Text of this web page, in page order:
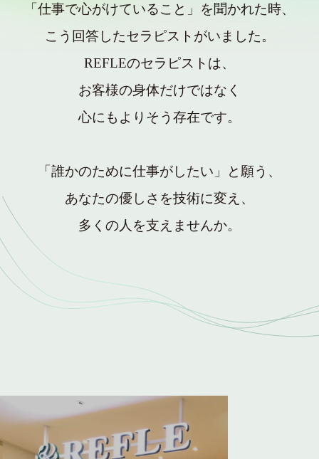
「仕事で心がけていること」を聞かれた時、
こう回答したセラピストがいました。
REFLEのセラピストは、
お客様の身体だけではなく
心にもよりそう存在です。
「誰かのために仕事がしたい」と願う、
あなたの優しさを技術に変え、
多くの人を支えませんか。